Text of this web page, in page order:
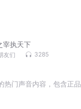
宰执天下
友们 3285
门声音内容，包含正